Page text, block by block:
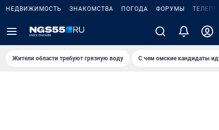
НЕДВИЖИМОСТЬ ЗНАКОМСТВА ПОГОДА ФОРУМЫ
Жители области требуют грязную воду С чем омские кандидаты